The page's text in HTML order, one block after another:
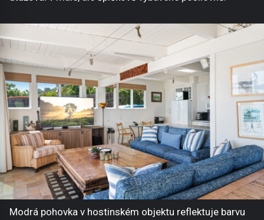
Modrá pohovka v hostinském objektu reflektuje barvu